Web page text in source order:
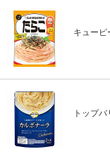
キュー
トップ